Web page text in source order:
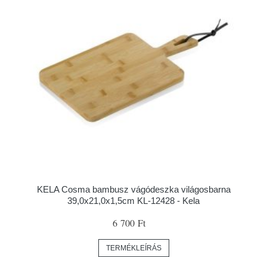
KELA Cosma bambusz vágódeszka világosbarna
39,0x21,0x1,5cm KL-12428 - Kela
6 700 Ft
TERMÉKLEÍRÁS